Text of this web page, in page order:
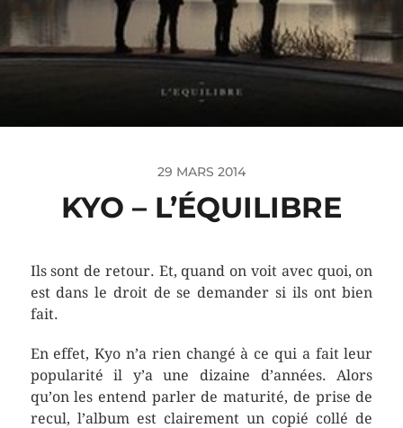
29 MARS 2014
KYO – L’ÉQUILIBRE
Ils sont de retour. Et, quand on voit avec quoi, on
est dans le droit de se demander si ils ont bien
fait.
En effet, Kyo n’a rien changé à ce qui a fait leur
popularité il y’a une dizaine d’années. Alors
qu’on les entend parler de maturité, de prise de
recul, l’album est clairement un copié collé de